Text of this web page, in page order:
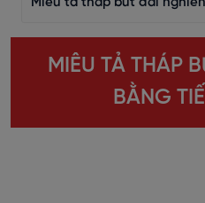
MIÊU TẢ THÁP
BẰNG